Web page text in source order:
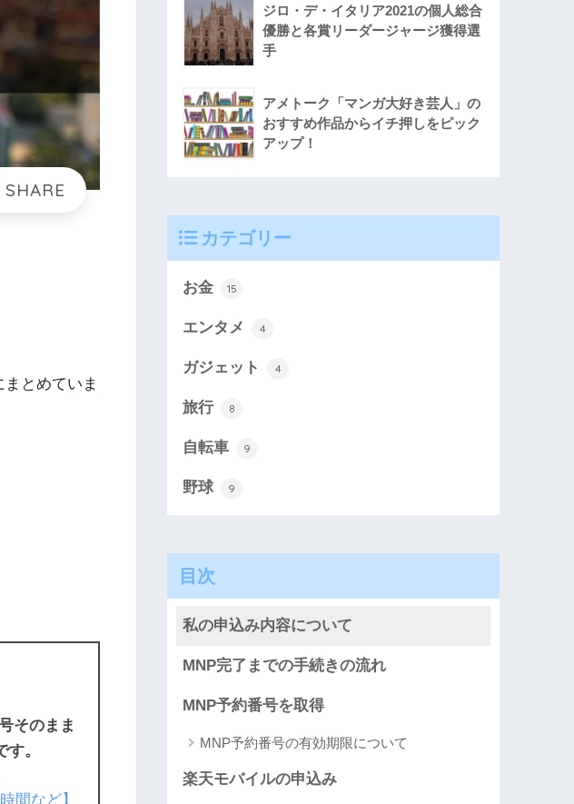
とめていま
そのまま
。
間など】
ジロ・デ・イタリア2021の個人総合
優勝と各賞リーダージャージ獲得選
手
アメトーク「マンガ大好き芸人」の
おすすめ作品からイチ押しをピック
アップ！
カテゴリー
お金 15
エンタメ 4
ガジェット 4
旅行 8
自転車 9
野球 9
目次
私の申込み内容について
MNP完了までの手続きの流れ
MNP予約番号を取得
MNP予約番号の有効期限について
楽天モバイルの申込み